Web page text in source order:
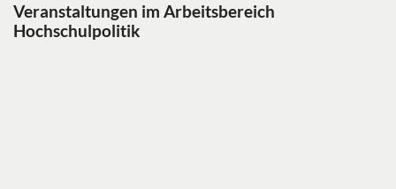
Veranstaltungen im Arbeitsbereich
Hochschulpolitik